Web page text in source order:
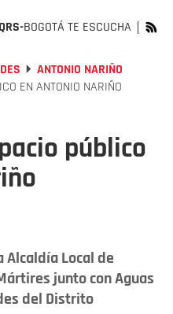
BOGOTÁ TE ESCUCHA
ANTONIO NARIÑO
EN ANTONIO NARIÑO
público
Alcaldía Local de
junto con Aguas
del Distrito